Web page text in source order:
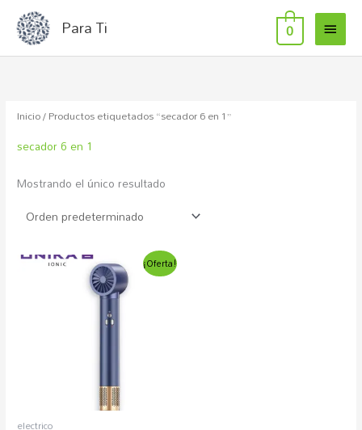
contenido
Para Ti 0
Inicio/ Productos etiquetados “secador 6 en 1”
secador 6 en 1
Mostrando el único resultado
¡Oferta!
electrico
El
precio
original
El
precio
actual
es:
120,88€.